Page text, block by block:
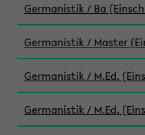
Germanistik / Ba
Germanistik / Master
Germanistik / M.Ed.
Germanistik / M.Ed.